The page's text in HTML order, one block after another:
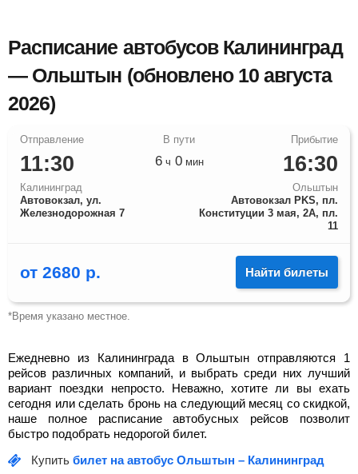
Расписание автобусов Калининград
— Ольштын (обновлено 10 августа
2026)
11:30
Калининград
Автовокзал, ул.
Железнодорожная 7
16:30
Ольштын
Автовокзал PKS, пл.
Конституции 3 мая, 2А, пл.
11
6ч 0мин
от 2680 р. Найти билеты
*Время указано местное.
Ежедневно из Калининграда в Ольштын отправляются 1
рейсов различных компаний, и выбрать среди них лучший
вариант поездки непросто. Неважно, хотите ли вы ехать
сегодня или сделать бронь на следующий месяц со скидкой,
наше полное расписание автобусных рейсов позволит
быстро подобрать недорогой билет.
Купить билет на автобус Ольштын – Калининград